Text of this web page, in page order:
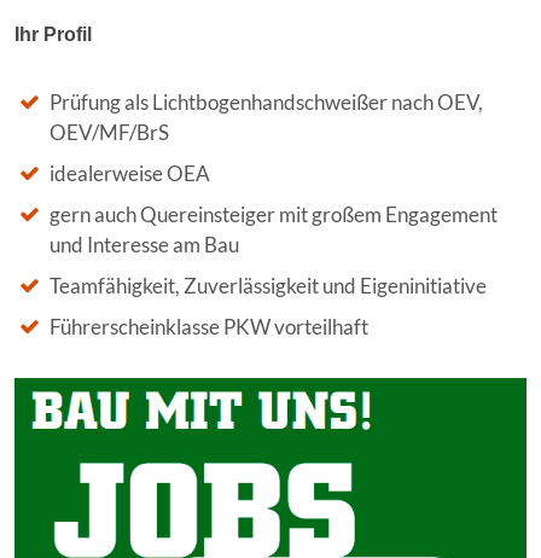
Ihr Profil
Prüfung als Lichtbogenhandschweißer nach OEV,
OEV/MF/BrS
idealerweise OEA
gern auch Quereinsteiger mit großem Engagement
und Interesse am Bau
Teamfähigkeit, Zuverlässigkeit und Eigeninitiative
Führerscheinklasse PKW vorteilhaft